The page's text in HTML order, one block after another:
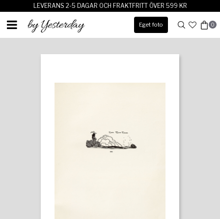
LEVERANS 2-5 DAGAR OCH FRAKTFRITT ÖVER 599 KR
Eget foto 0